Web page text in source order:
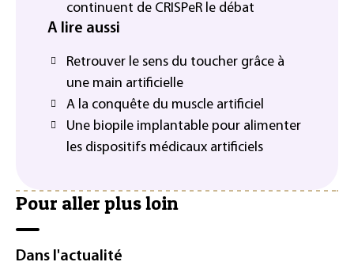
continuent de CRISPeR le débat
A lire aussi
Retrouver le sens du toucher grâce à
une main artificielle
A la conquête du muscle artificiel
Une biopile implantable pour alimenter
les dispositifs médicaux artificiels
Pour aller plus loin
Dans l'actualité